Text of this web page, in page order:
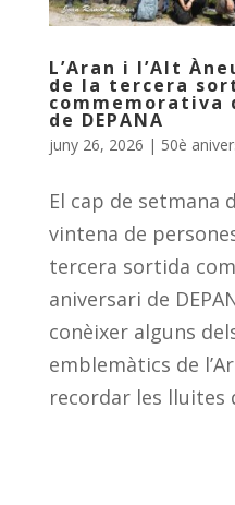
L’Aran i l’Alt
de la tercera
commemorativa
de DEPANA
juny 26, 2026 | 50è
El cap de setmana
vintena de
tercera sortida
aniversari de
conèixer alguns
emblemàtics de
recordar les lluites